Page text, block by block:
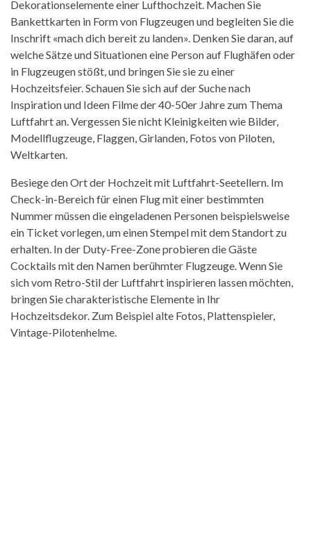
Dekorationselemente einer Lufthochzeit. Machen Sie
Bankettkarten in Form von Flugzeugen und begleiten Sie die
Inschrift «mach dich bereit zu landen». Denken Sie daran, auf
welche Sätze und Situationen eine Person auf Flughäfen oder
in Flugzeugen stößt, und bringen Sie sie zu einer
Hochzeitsfeier. Schauen Sie sich auf der Suche nach
Inspiration und Ideen Filme der 40-50er Jahre zum Thema
Luftfahrt an. Vergessen Sie nicht Kleinigkeiten wie Bilder,
Modellflugzeuge, Flaggen, Girlanden, Fotos von Piloten,
Weltkarten.
Besiege den Ort der Hochzeit mit Luftfahrt-Seetellern. Im
Check-in-Bereich für einen Flug mit einer bestimmten
Nummer müssen die eingeladenen Personen beispielsweise
ein Ticket vorlegen, um einen Stempel mit dem Standort zu
erhalten. In der Duty-Free-Zone probieren die Gäste
Cocktails mit den Namen berühmter Flugzeuge. Wenn Sie
sich vom Retro-Stil der Luftfahrt inspirieren lassen möchten,
bringen Sie charakteristische Elemente in Ihr
Hochzeitsdekor. Zum Beispiel alte Fotos, Plattenspieler,
Vintage-Pilotenhelme.